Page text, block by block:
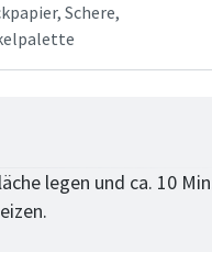
Schere,
legen und ca. 10